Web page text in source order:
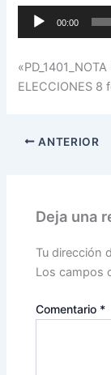
Reproductor
00:00
ELECCIONES 8
ANTERIOR
Deja una
Tu dirección
Los campos
Comentario *